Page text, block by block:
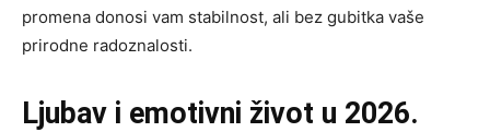
promena donosi vam stabilnost, ali bez gubitka vaše
prirodne radoznalosti.
Ljubav i emotivni život u 2026.